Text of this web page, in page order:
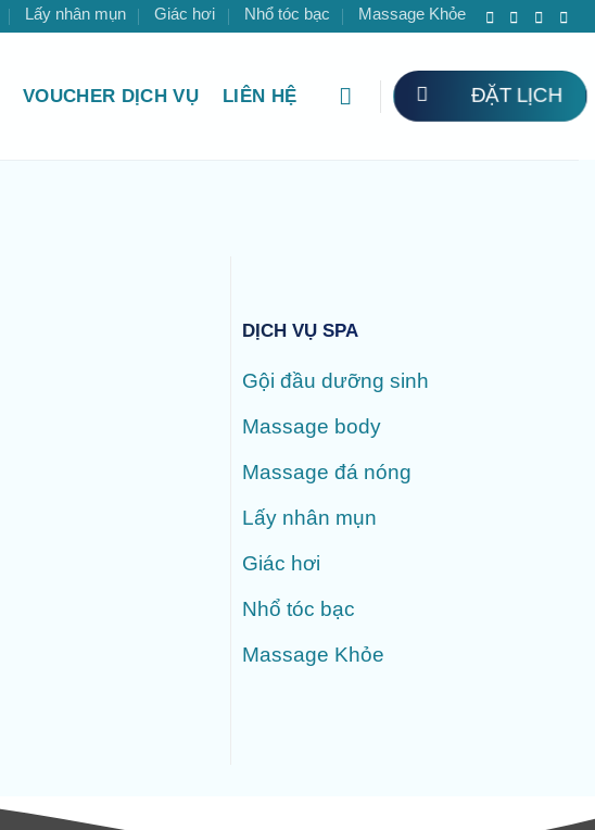
Lấy nhân mụn Giác hơi Nhổ tóc bạc Massage Khỏe
VOUCHER DỊCH VỤ LIÊN HỆ ĐẶT LỊCH
DỊCH VỤ SPA
Gội đầu dưỡng sinh
Massage body
Massage đá nóng
Lấy nhân mụn
Giác hơi
Nhổ tóc bạc
Massage Khỏe